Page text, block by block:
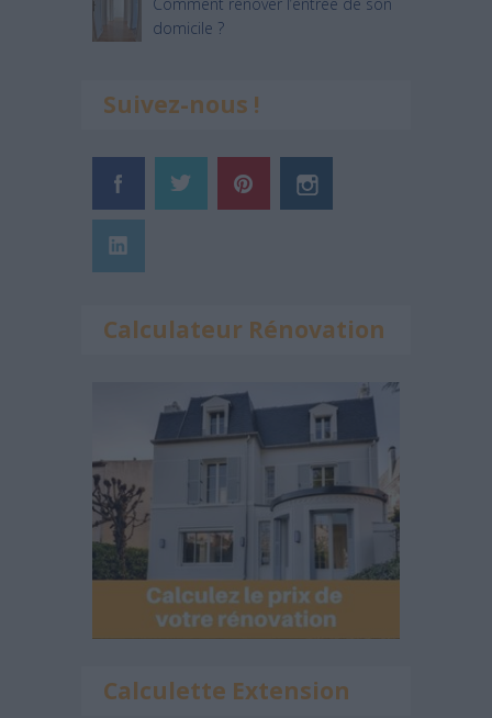
domicile ?
Suivez-nous !
Calculateur Rénovation
Calculette Extension